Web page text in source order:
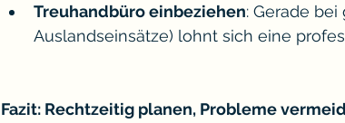
Treuhandbüro einbeziehen: Gerade
Auslandseinsätze) lohnt sich eine
Fazit: Rechtzeitig planen, Probleme